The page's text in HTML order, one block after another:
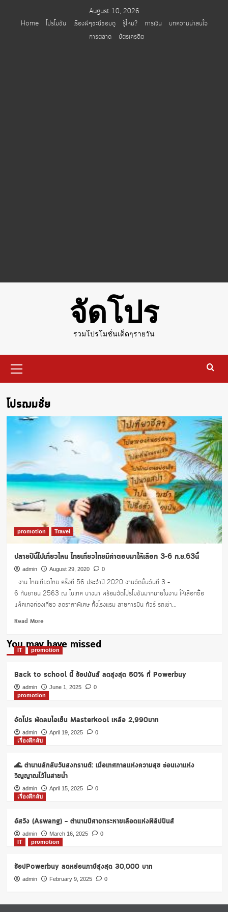
August 10, 2026
Home
โปรโมชั่น เรื่องผีๆชะนีชอบดู รู้ไหม? การเงิน
บทความน่าสนใจ
การตลาด
บัตรเครดิต
จัดโปร
รวมโปรโมชั่นเด็ดๆรายวัน
Menu
โปรฌมชั่ย
promotion Travel
ปลายปีนี้ไปเที่ยวไหน ไทยเที่ยวไทยมีคำตอบมาให้เลือก 3-6 ก.ย.63นี้
admin August 29, 2020 0
งาน ไทยเที่ยวไทย ครั้งที่ 56 ประจำปี 2020 งานจัดขึ้นวันที่ 3 –
6 กันยายน 2563 ณ ไบเทค บางนา พร้อมจัดโปรโมชั่นมากมายในงาน ให้เลือกซื้อ
แพ็คเกจท่องเที่ยว ลดราคาพิเศษ ทั้งโรงแรม สายการบิน ทัวร์ รถเช่า...
Read MoreRead
about
ปลาย
ไป
เที่ยว
ไหน
เที่ยว
มี
คำ
มา
ให้
เลือก
3-
6
You may have missed
IT promotion
Back to school นี้ ช้อปมันส์ ลดสูงสุด 50% ที่ Powerbuy
admin June 1, 2025
0
promotion
จัดโปร พัดลมไอเย็น Masterkool เหลือ 2,990บาท
admin April 19, 2025
0
เรื่องลึกลับ
🌊 ตำนานลึกลับวันสงกรานต์: เมื่อเทศกาลแห่งความสุข ซ่อนเงาแห่ง
วิญญาณไว้ในสายน้ำ
admin April 15, 2025
0
เรื่องลึกลับ
อัสวัง (Aswang) – ตำนานปีศาจกระหายเลือดแห่งฟิลิปปินส์
admin March 16, 2025
0
IT
promotion
ช้อปPowerbuy ลดหย่อนภาษีสูงสุด 30,000 บาท
admin February 9, 2025 0